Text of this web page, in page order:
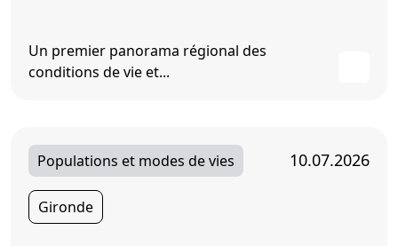
Un premier panorama régional des
conditions de vie et...
Populations et modes de vies 10.07.2026
Gironde